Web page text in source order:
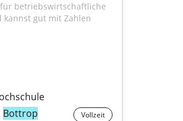
betriebswirtschaftliche
kannst gut mit Zahlen
Bottrop Vollzeit